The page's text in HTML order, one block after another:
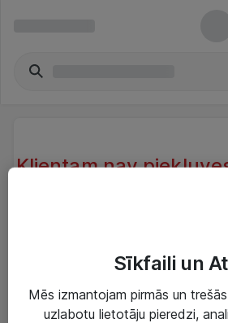
Klientam nav
Try another search or take a
Sīkfaili un
Mēs izmantojam pirmās un
uzlabotu lietotāju pieredzi,